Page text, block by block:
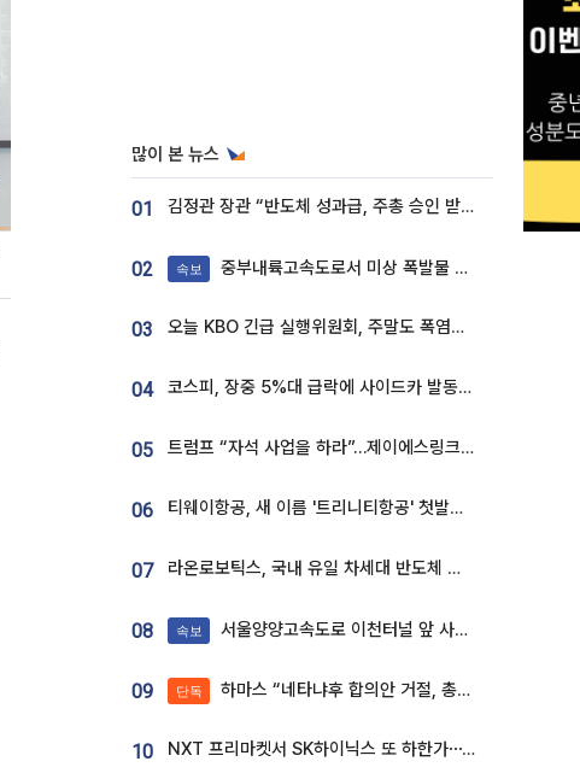
많이 본 뉴스
01 김정관 장관 “반도체 성과급, 주총 승인 받도록”…상법·자본시장법 개정 시사
02 속보 중부내륙고속도로서 미상 폭발물 발견
03 오늘 KBO 긴급 실행위원회, 주말도 폭염취소 될까
04 코스피, 장중 5%대 급락에 사이드카 발동…삼성·SK 동반 폭락
05 트럼프 “자석 사업을 하라”…제이에스링크, 비중국 영구자석 공급망 구축 속도
06 티웨이항공, 새 이름 '트리니티항공' 첫발…SSC 전략 본격화
07 라온로보틱스, 국내 유일 차세대 반도체 공정 로봇 개발 ‘고객사 테스트 진행’
08 속보 서울양양고속도로 이천터널 앞 사고 발생
09 단독 하마스 “네타냐후 합의안 거절, 총선 앞두고 시간 끌기”
10 NXT 프리마켓서 SK하이닉스 또 하한가⋯‘11주 거래’에 시초가 왜곡